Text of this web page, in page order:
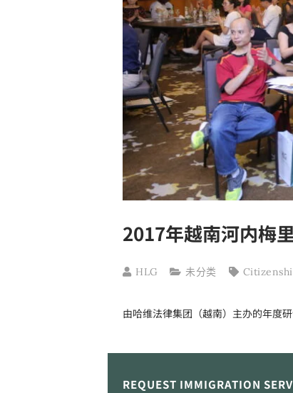
2017年越南河内梅
HLG 未分类
由哈维法律集团（越南）主办的年度
REQUEST IMMIGRATION